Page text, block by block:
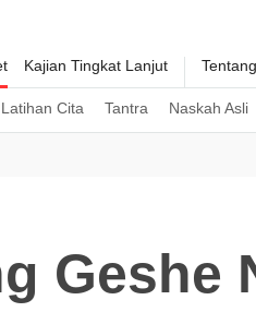
Latihan Cita Tantra Naskah Asli
Kajian Tingkat Lanjut
Geshe